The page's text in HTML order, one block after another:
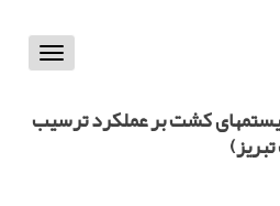
Toggle
کشت بر عملکرد ترسیب